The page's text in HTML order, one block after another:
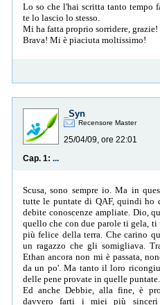
Lo so che l'hai scritta tanto tempo
te lo lascio lo stesso.
Mi ha fatta proprio sorridere,
Brava! Mi è piaciuta moltissimo!
_Syn
Recensore Master
25/04/09, ore 22:01
Cap. 1: ...
Scusa, sono sempre io. Ma in
tutte le puntate di QAF, quindi ho
debite conoscenze ampliate. Dio,
quello che con due parole ti gela, ti
più felice della terra. Che carino
un ragazzo che gli somigliava.
Ethan ancora non mi è passata,
da un po'. Ma tanto il loro
delle pene provate in quelle puntate.
Ed anche Debbie, alla fine, è
davvero farti i miei più sinceri